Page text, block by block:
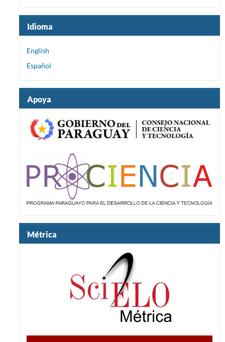
Idioma
English
Español
Apoya
Métrica